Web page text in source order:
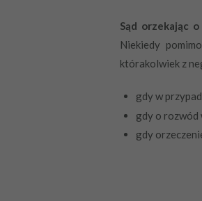
Sąd orzekając
Niekiedy
którakolwiek z
gdy w
gdy o rozwód
gdy